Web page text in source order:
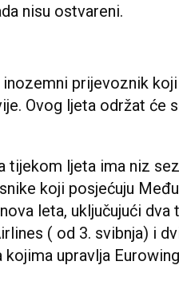
nisu ostvareni.
prijevoznik
Ovog ljeta održat će
tijekom ljeta ima niz
koji posjećuju
leta, uključujući
( od 3. svibnja) i
upravlja